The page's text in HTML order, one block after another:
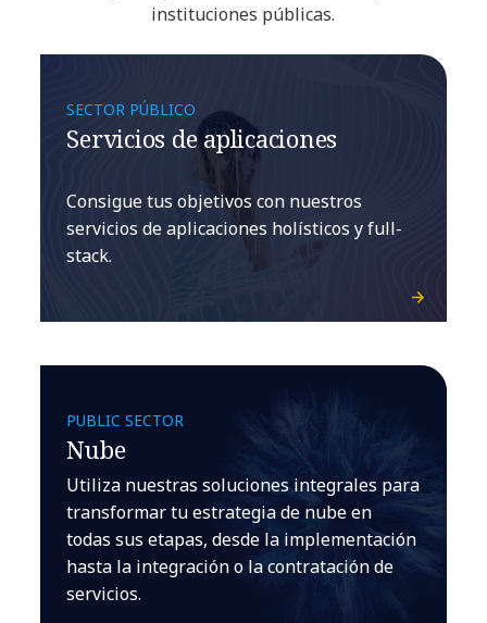
instituciones públicas.
SECTOR PÚBLICO
Servicios de aplicaciones
Consigue tus objetivos con nuestros
servicios de aplicaciones holísticos y full-
stack.
PUBLIC SECTOR
Nube
Utiliza nuestras soluciones integrales para
transformar tu estrategia de nube en
todas sus etapas, desde la implementación
hasta la integración o la contratación de
servicios.